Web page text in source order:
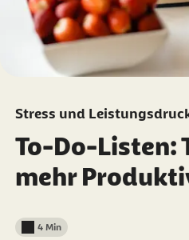
Stress und
To-Do-Listen:
mehr
Lesedauer weniger als
4 Min